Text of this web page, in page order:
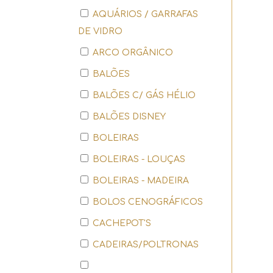
AQUÁRIOS / GARRAFAS
DE VIDRO
ARCO ORGÂNICO
BALÕES
BALÕES C/ GÁS HÉLIO
BALÕES DISNEY
BOLEIRAS
BOLEIRAS - LOUÇAS
BOLEIRAS - MADEIRA
BOLOS CENOGRÁFICOS
CACHEPOT'S
CADEIRAS/POLTRONAS